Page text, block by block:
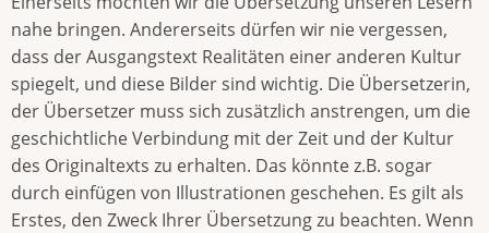
nahe bringen. Andererseits dürfen wir nie vergessen,
dass der Ausgangstext Realitäten einer anderen Kultur
spiegelt, und diese Bilder sind wichtig. Die Übersetzerin,
der Übersetzer muss sich zusätzlich anstrengen, um die
geschichtliche Verbindung mit der Zeit und der Kultur
des Originaltexts zu erhalten. Das könnte z.B. sogar
durch einfügen von Illustrationen geschehen. Es gilt als
Erstes, den Zweck Ihrer Übersetzung zu beachten. Wenn